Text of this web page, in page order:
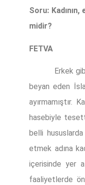
Soru:
midir?
FETVA
Erkek
beyan eden
ayırmamıştır.
hasebiyle
belli
etmek adına
içerisinde yer
faaliyetlerde